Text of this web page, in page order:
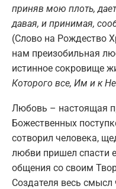
приняв мою плоть,
давая, и принимая,
(Слово на Рождество
нам преизобильная
истинное сокровище
Которого все, Им и к
Любовь – настоящая
Божественных
сотворил человека,
любви пришел спасти
общения со своим
Создателя весь смысл